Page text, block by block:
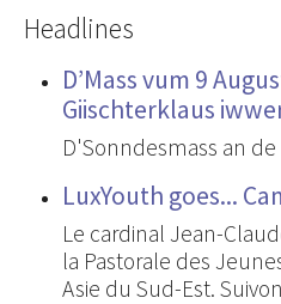
Headlines
D’Mass vum 9
Giischterklaus
D'Sonndesmass an
LuxYouth goes...
Le cardinal Jean-
la Pastorale des
Asie du Sud-Est.